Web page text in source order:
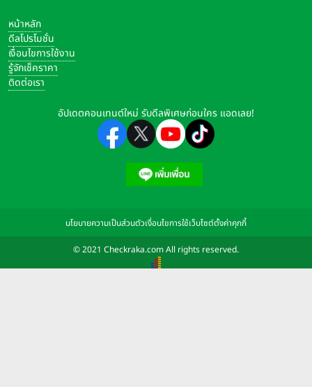
หน้าหลัก
ดีลโปรโมชั่น
เงื่อนไขการใช้งาน
รู้จักเช็คราคา
ติดต่อเรา
อัปเดตคอนเทนต์ใหม่ รับดีลพิเศษก่อนใคร แอดเลย!
นโยบายความเป็นส่วนตัวเงื่อนไขการใช้เว็บไซต์ตั้งค่าคุกกี้
© 2021 Checkraka.com All rights reserved.